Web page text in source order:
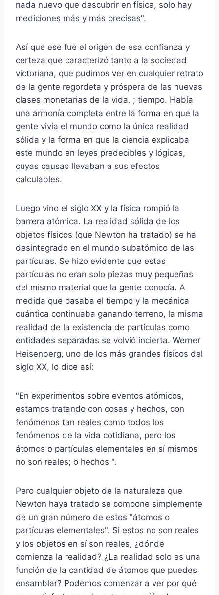
nada nuevo que descubrir en física, solo hay
mediciones más y más precisas".
Así que ese fue el origen de esa confianza y
certeza que caracterizó tanto a la sociedad
victoriana, que pudimos ver en cualquier retrato
de la gente regordeta y próspera de las nuevas
clases monetarias de la vida. ; tiempo. Había
una armonía completa entre la forma en que la
gente vivía el mundo como la única realidad
sólida y la forma en que la ciencia explicaba
este mundo en leyes predecibles y lógicas,
cuyas causas llevaban a sus efectos
calculables.
Luego vino el siglo XX y la física rompió la
barrera atómica. La realidad sólida de los
objetos físicos (que Newton ha tratado) se ha
desintegrado en el mundo subatómico de las
partículas. Se hizo evidente que estas
partículas no eran solo piezas muy pequeñas
del mismo material que la gente conocía. A
medida que pasaba el tiempo y la mecánica
cuántica continuaba ganando terreno, la misma
realidad de la existencia de partículas como
entidades separadas se volvió incierta. Werner
Heisenberg, uno de los más grandes físicos del
siglo XX, lo dice así:
"En experimentos sobre eventos atómicos,
estamos tratando con cosas y hechos, con
fenómenos tan reales como todos los
fenómenos de la vida cotidiana, pero los
átomos o partículas elementales en sí mismos
no son reales; o hechos ".
Pero cualquier objeto de la naturaleza que
Newton haya tratado se compone simplemente
de un gran número de estos "átomos o
partículas elementales". Si estos no son reales
y los objetos en sí son reales, ¿dónde
comienza la realidad? ¿La realidad solo es una
función de la cantidad de átomos que puedes
ensamblar? Podemos comenzar a ver por qué